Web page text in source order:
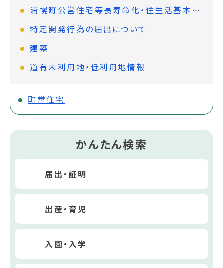
浦幌町公営住宅等長寿命化・住生活基本計画
特定開発行為の届出について
建築
道有未利用地・低利用地情報
町営住宅
かんたん検索
届出・証明
出産・育児
入園・入学